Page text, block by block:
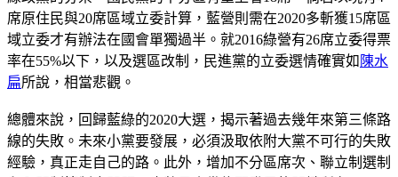
席原住民與20席區域立委計算，藍營則需在2020多斬獲15席區
域立委才有辦法在國會單獨過半。就2016綠營有26席立委得票
率在55%以下，以及選區改制，民進黨的立委選情確實如 陳水
扁所說，相當悲觀。
總體來說，回歸藍綠的2020大選，揭示著過去幾年來第三條路
線的失敗。未來小黨要發展，必須汲取依附大黨不可行的失敗
經驗，真正走自己的路。此外，增加不分區席次、聯立制選制